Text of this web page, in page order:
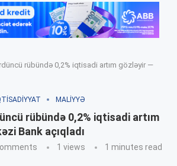
rübündə 0,2% iqtisadi artım gözləyir —
MALIYYƏ
rübündə 0,2% iqtisadi artım
Bank açıqladı
1 views 1 minutes read